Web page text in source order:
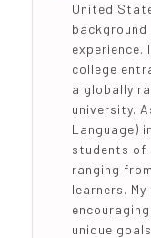
United
experience.
college
a globally
university.
Language)
students of
ranging
learners.
unique